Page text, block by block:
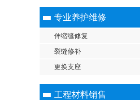
专业养护维修
伸缩缝修复
裂缝修补
更换支座
工程材料销售